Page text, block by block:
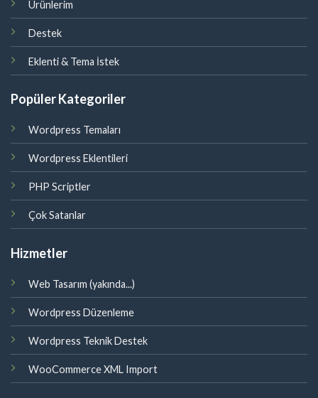
Ürünlerim
Destek
Eklenti & Tema İstek
Popüler Kategoriler
Wordpress Temaları
Wordpress Eklentileri
PHP Scriptler
Çok Satanlar
Hizmetler
Web Tasarım (yakında...)
Wordpress Düzenleme
Wordpress Teknik Destek
WooCommerce XML Import